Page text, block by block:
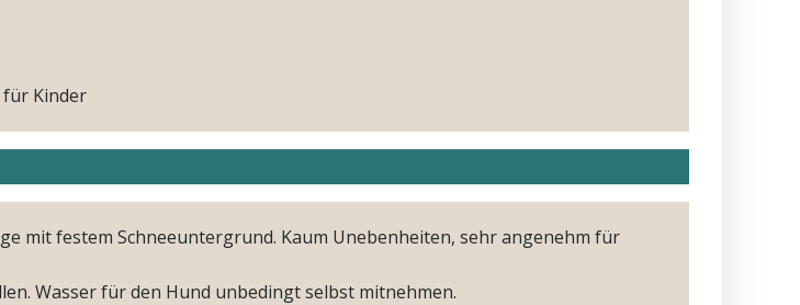
für Kinder
mit festem Schneeuntergrund. Kaum Unebenheiten, sehr angenehm für
Wasser für den Hund unbedingt selbst mitnehmen.